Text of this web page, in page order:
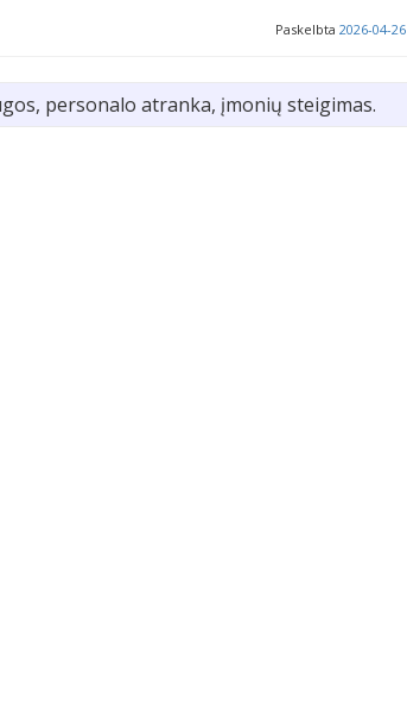
Paskelbta 2026-04-26
personalo atranka, įmonių steigimas.